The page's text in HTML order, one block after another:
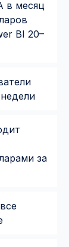
в месяц
BI 20–
за